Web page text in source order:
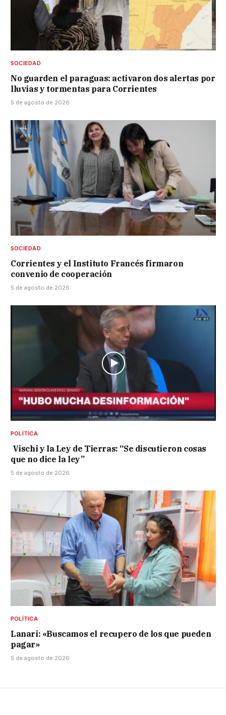
SOCIEDAD
No guarden el paraguas: activaron dos alertas por
lluvias y tormentas para Corrientes
5 de agosto de 2026
SOCIEDAD
Corrientes y el Instituto Francés firmaron
convenio de cooperación
5 de agosto de 2026
POLÍTICA
Vischi y la Ley de Tierras: “Se discutieron cosas
que no dice la ley”
5 de agosto de 2026
POLÍTICA
Lanari: «Buscamos el recupero de los que pueden
pagar»
5 de agosto de 2026